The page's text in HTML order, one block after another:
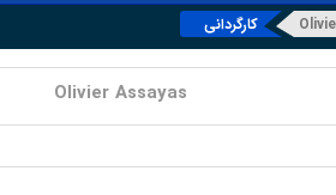
کارگردانی
Olivier Assayas